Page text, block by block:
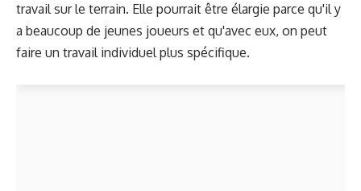
travail sur le terrain. Elle pourrait être élargie parce qu'il y
a beaucoup de jeunes joueurs et qu'avec eux, on peut
faire un travail individuel plus spécifique.